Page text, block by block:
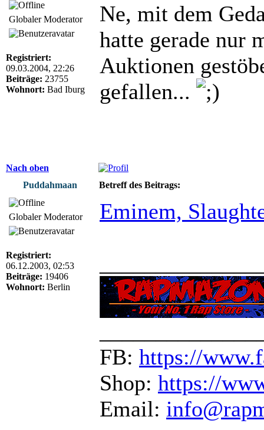
Globaler Moderator
Registriert:
09.03.2004, 22:26
Beiträge: 23755
Wohnort: Bad Iburg
Ne, mit dem
hatte gerade nur
Auktionen
gefallen...
Nach oben
Puddahmaan
Betreff des Beitrags:
Globaler Moderator
Registriert:
06.12.2003, 02:53
Beiträge: 19406
Wohnort: Berlin
Eminem,
FB: https://
Shop: https://
Email: